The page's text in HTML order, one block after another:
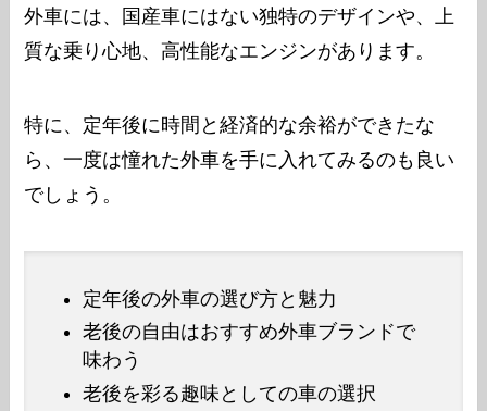
外車には、国産車にはない独特のデザインや、上
質な乗り心地、高性能なエンジンがあります。
特に、定年後に時間と経済的な余裕ができたな
ら、一度は憧れた外車を手に入れてみるのも良い
でしょう。
定年後の外車の選び方と魅力
老後の自由はおすすめ外車ブランドで
味わう
老後を彩る趣味としての車の選択